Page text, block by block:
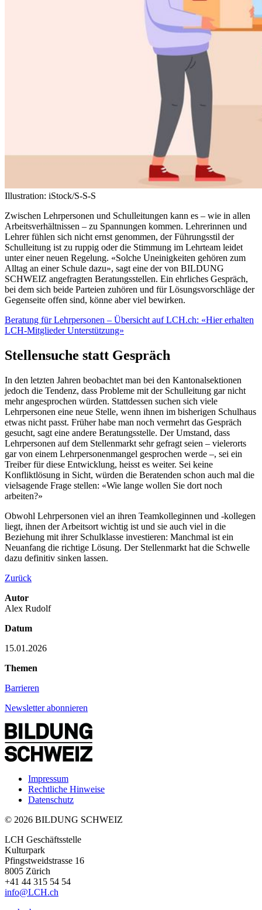
Illustration: iStock/S-S-S
Zwischen Lehrpersonen und Schulleitungen kann es – wie in allen
Arbeitsverhältnissen – zu Spannungen kommen. Lehrerinnen und
Lehrer fühlen sich nicht ernst genommen, der Führungsstil der
Schulleitung ist zu ruppig oder die Stimmung im Lehrteam leidet
unter einer neuen Regelung. «Solche Uneinigkeiten gehören zum
Alltag an einer Schule dazu», sagt eine der von BILDUNG
SCHWEIZ angefragten Beratungsstellen. Ein ehrliches Gespräch,
bei dem sich beide Parteien zuhören und für Lösungsvorschläge der
Gegenseite offen sind, könne aber viel bewirken.
Beratung für Lehrpersonen – Übersicht auf LCH.ch: «Hier erhalten
LCH-Mitglieder Unterstützung»
Stellensuche statt Gespräch
In den letzten Jahren beobachtet man bei den Kantonalsektionen
jedoch die Tendenz, dass Probleme mit der Schulleitung gar nicht
mehr angesprochen würden. Stattdessen suchen sich viele
Lehrpersonen eine neue Stelle, wenn ihnen im bisherigen Schulhaus
etwas nicht passt. Früher habe man noch vermehrt das Gespräch
gesucht, sagt eine andere Beratungsstelle. Der Umstand, dass
Lehrpersonen auf dem Stellenmarkt sehr gefragt seien – vielerorts
gar von einem Lehrpersonenmangel gesprochen werde –, sei ein
Treiber für diese Entwicklung, heisst es weiter. Sei keine
Konfliktlösung in Sicht, würden die Beratenden schon auch mal die
vielsagende Frage stellen: «Wie lange wollen Sie dort noch
arbeiten?»
Obwohl Lehrpersonen viel an ihren Teamkolleginnen und -kollegen
liegt, ihnen der Arbeitsort wichtig ist und sie auch viel in die
Beziehung mit ihrer Schulklasse investieren: Manchmal ist ein
Neuanfang die richtige Lösung. Der Stellenmarkt hat die Schwelle
dazu definitiv sinken lassen.
Zurück
Autor
Alex Rudolf
Datum
15.01.2026
Themen
Barrieren
Newsletter abonnieren
Impressum
Rechtliche Hinweise
Datenschutz
© 2026 BILDUNG SCHWEIZ
LCH Geschäftsstelle
Kulturpark
Pfingstweidstrasse 16
8005 Zürich
+41 44 315 54 54
info@LCH.ch